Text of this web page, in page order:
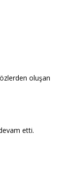
oluşan
etti.